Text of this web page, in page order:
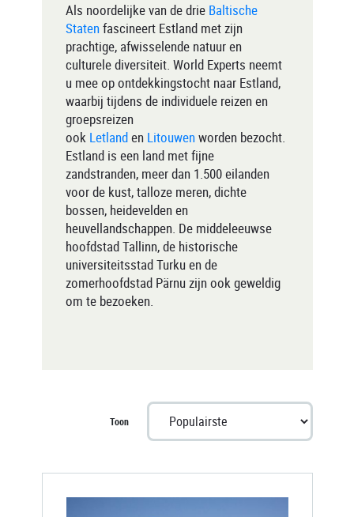
Als noordelijke van de drie Baltische
Statenfascineert Estland met zijn
prachtige, afwisselende natuur en
culturele diversiteit. World Experts neemt
u mee op ontdekkingstocht naar Estland,
waarbij tijdens de individuele reizen en
groepsreizen
ook Letlanden Litouwenworden bezocht.
Estland is een land met fijne
zandstranden, meer dan 1.500 eilanden
voor de kust, talloze meren, dichte
bossen, heidevelden en
heuvellandschappen. De middeleeuwse
hoofdstad Tallinn, de historische
universiteitsstad Turku en de
zomerhoofdstad Pärnu zijn ook geweldig
om te bezoeken.
Toon